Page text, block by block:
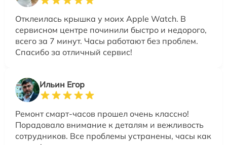
Отклеилась крышка у моих Apple Watch. В
сервисном центре починили быстро и недорого,
всего за 7 минут. Часы работают без проблем.
Спасибо за отличный сервис!
Ильин Егор
Ремонт смарт-часов прошел очень классно!
Порадовало внимание к деталям и вежливость
сотрудников. Все проблемы устранены, часы как